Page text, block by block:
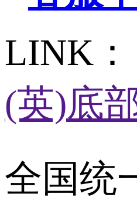
LINK：
(英)底
全国统